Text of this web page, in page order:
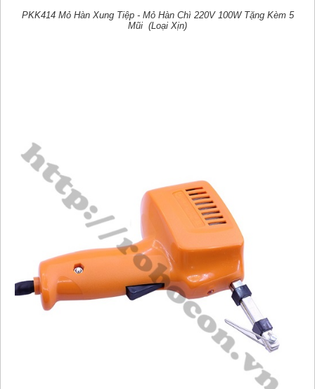
PKK414 Mỏ Hàn Xung Tiệp - Mỏ Hàn Chì 220V 100W Tặng Kèm 5
Mũi (Loại Xịn)